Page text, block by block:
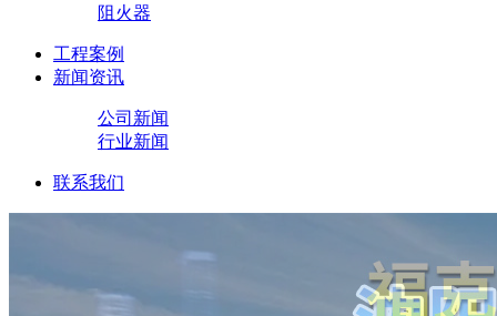
阻火器
工程案例
新闻资讯
公司新闻
行业新闻
联系我们